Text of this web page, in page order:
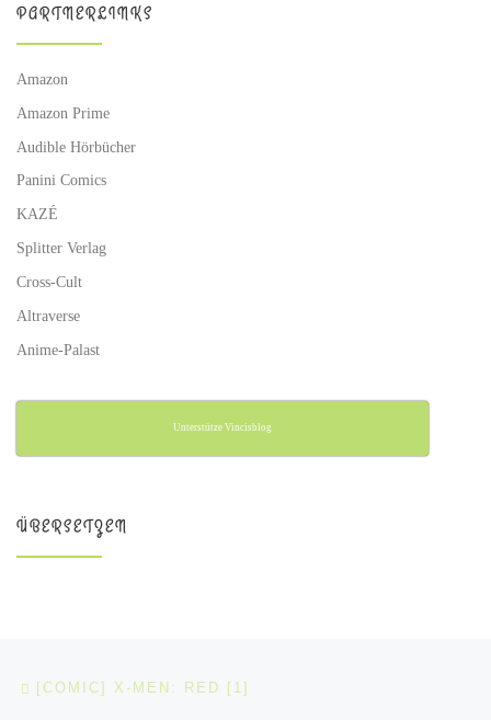
PARTNERLINKS
Amazon
Amazon Prime
Audible Hörbücher
Panini Comics
KAZÉ
Splitter Verlag
Cross-Cult
Altraverse
Anime-Palast
Unterstütze Vincisblog
ÜBERSETZEN
Beitragsnavigation
[COMIC] X-MEN: RED [1]